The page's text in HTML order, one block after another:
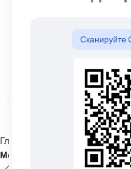
Сканируйте
Нажмите, чтобы
Главная
Кровельные
Металлочерепица и